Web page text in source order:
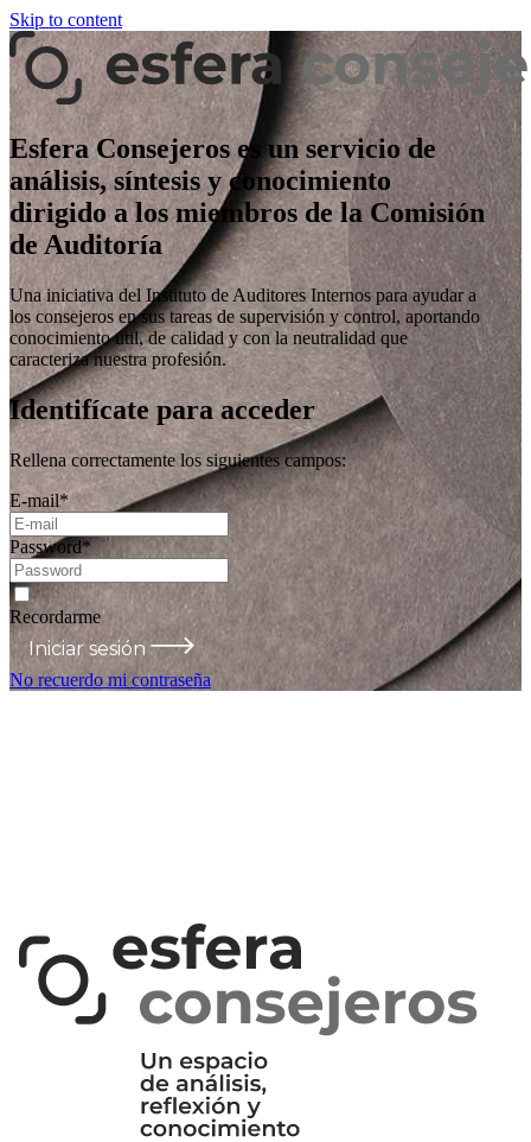
Skip to content
Esfera Consejeros es un servicio de
análisis, síntesis y conocimiento
dirigido a los miembros de la Comisión
de Auditoría
Una iniciativa del Instituto de Auditores Internos para ayudar a
los consejeros en sus tareas de supervisión y control, aportando
conocimiento útil, de calidad y con la neutralidad que
caracteriza nuestra profesión.
Identifícate para acceder
Rellena correctamente los siguientes campos:
E-mail*
Password*
Recordarme
Iniciar sesión
No recuerdo mi contraseña